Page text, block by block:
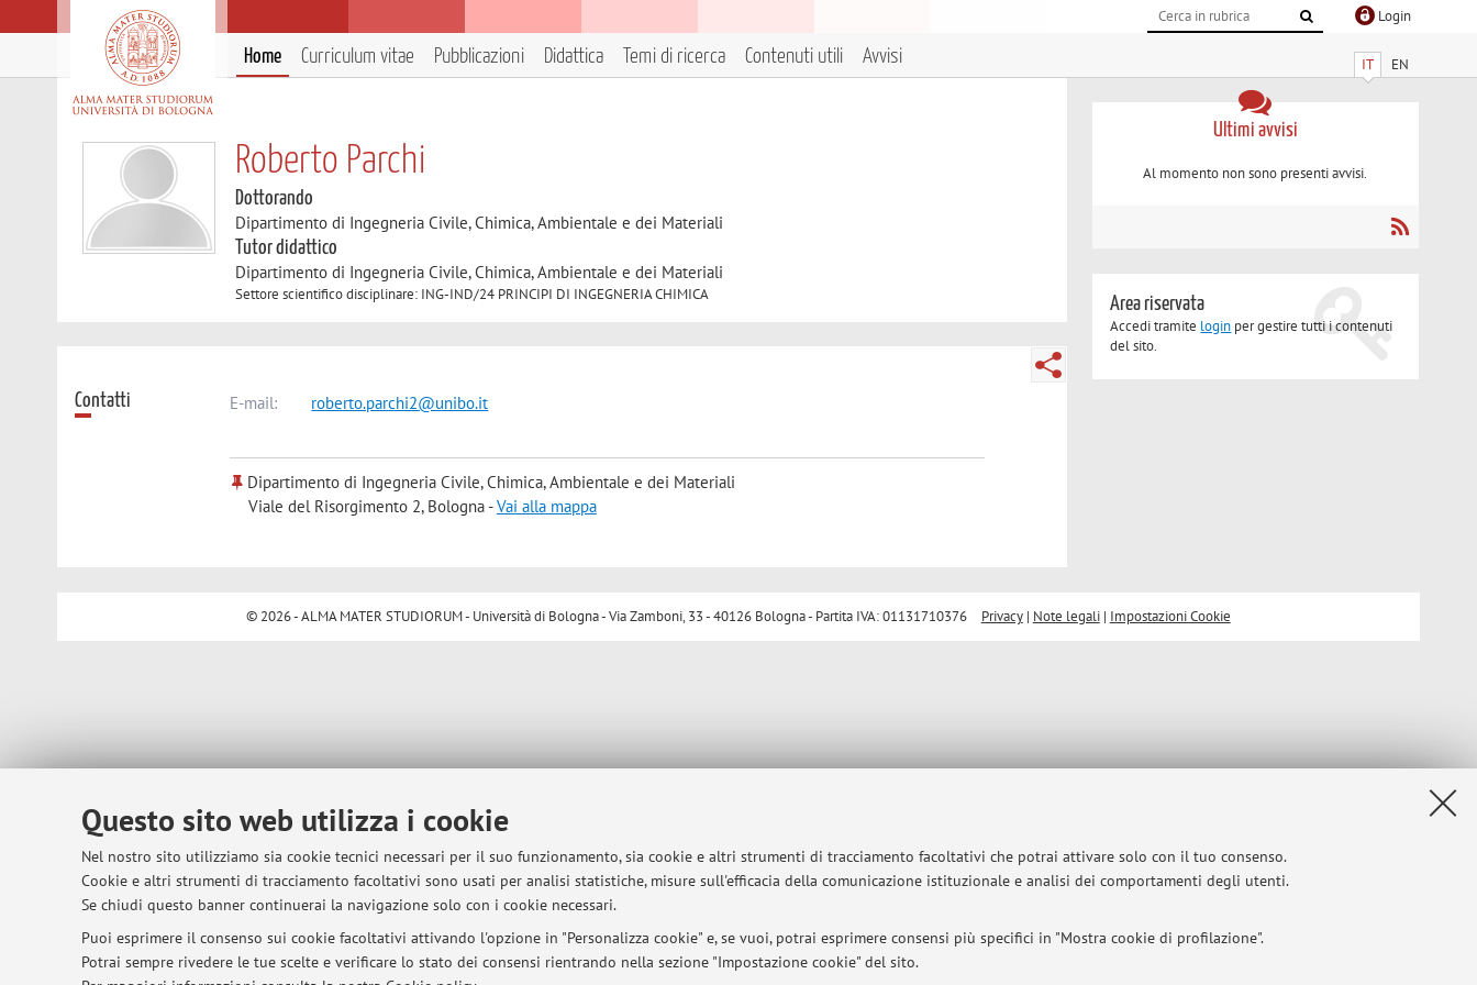
Questo sito web utilizza i cookie
Nel nostro sito utilizziamo sia cookie tecnici necessari per il suo funzionamento, sia cookie e altri strumenti di tracciamento facoltativi che potrai attivare solo con il tuo consenso.
Cookie e altri strumenti di tracciamento facoltativi sono usati per analisi statistiche, misure sull'efficacia della comunicazione istituzionale e analisi dei comportamenti degli utenti.
Se chiudi questo banner continuerai la navigazione solo con i cookie necessari.
Puoi esprimere il consenso sui cookie facoltativi attivando l'opzione in "Personalizza cookie" e, se vuoi, potrai esprimere consensi più specifici in "Mostra cookie di profilazione".
Potrai sempre rivedere le tue scelte e verificare lo stato dei consensi rientrando nella sezione "Impostazione cookie" del sito.
Login
IT EN
Home Curriculum vitae Pubblicazioni Didattica Temi di ricerca Contenuti utili Avvisi
Roberto Parchi
Dottorando
Dipartimento di Ingegneria Civile, Chimica, Ambientale e dei Materiali
Tutor didattico
Dipartimento di Ingegneria Civile, Chimica, Ambientale e dei Materiali
Settore scientifico disciplinare: ING-IND/24 PRINCIPI DI INGEGNERIA CHIMICA
Contatti E-mail: roberto.parchi2@unibo.it
Dipartimento di Ingegneria Civile, Chimica, Ambientale e dei Materiali
Viale del Risorgimento 2, Bologna -Vai alla mappa
Ultimi avvisi
Al momento non sono presenti avvisi.
Area riservata
Accedi tramite login per gestire tutti i contenuti
del sito.
© 2026 - ALMA MATER STUDIORUM - Università di Bologna - Via Zamboni, 33 - 40126 Bologna - Partita IVA: 01131710376 Privacy| Note legali| Impostazioni Cookie